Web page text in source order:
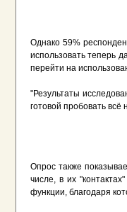
Однако 59%
использовать теперь
перейти на
"Результаты
готовой пробовать всё
Опрос также
числе, в их
функции, благодаря